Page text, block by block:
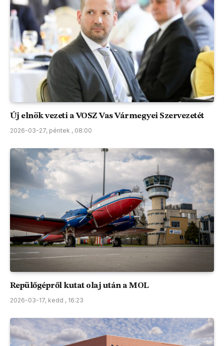
Új elnök vezeti a VOSZ Vas Vármegyei Szervezetét
2026-03-27, péntek , 08:00
Repülőgépről kutat olaj után a MOL
2026-03-17, kedd , 16:23